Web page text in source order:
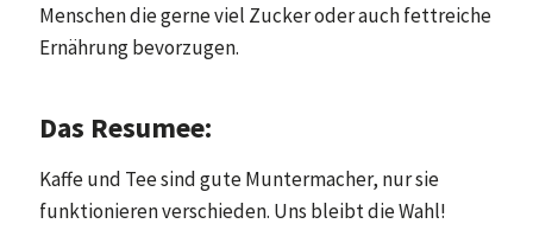
Menschen die gerne viel Zucker oder auch fettreiche
Ernährung bevorzugen.
Das Resumee:
Kaffe und Tee sind gute Muntermacher, nur sie
funktionieren verschieden. Uns bleibt die Wahl!